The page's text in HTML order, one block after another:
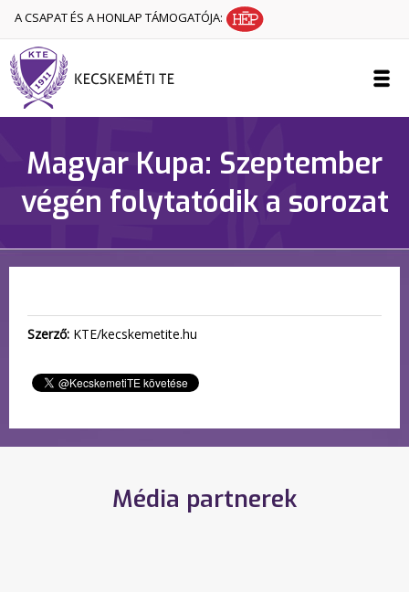
A CSAPAT ÉS A HONLAP TÁMOGATÓJA:
Magyar Kupa: Szeptember
végén folytatódik a sorozat
Szerző: KTE/kecskemetite.hu
Média partnerek